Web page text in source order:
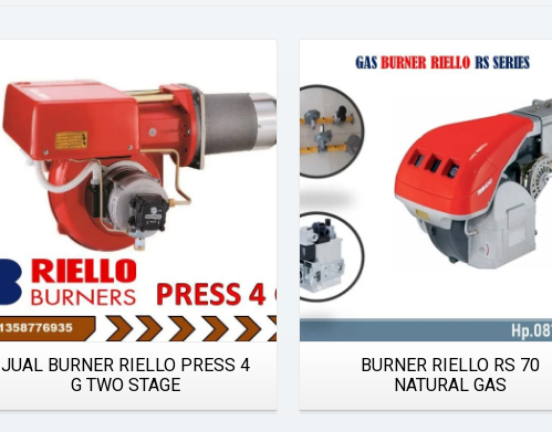
Details
JUAL BURNER RIELLO PRESS 4
G TWO STAGE
BURNER RIELLO RS 70
NATURAL GAS